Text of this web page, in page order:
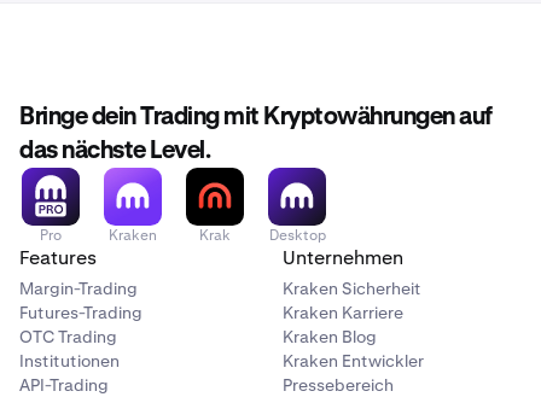
Bringe dein Trading mit Kryptowährungen auf
das nächste Level.
Pro Kraken Krak Desktop
Features
Margin-Trading
Futures-Trading
OTC Trading
Institutionen
API-Trading
Unternehmen
Kraken Sicherheit
Kraken Karriere
Kraken Blog
Kraken Entwickler
Pressebereich